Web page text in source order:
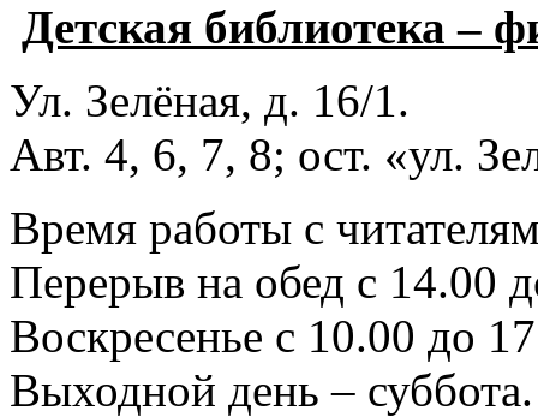
Детская библиотека –
Ул. Зелёная, д. 16/1.
Авт. 4, 6, 7, 8; ост. «ул.
Время работы с
Перерыв на обед с 14.00
Воскресенье с 10.00 до
Выходной день – суббота.